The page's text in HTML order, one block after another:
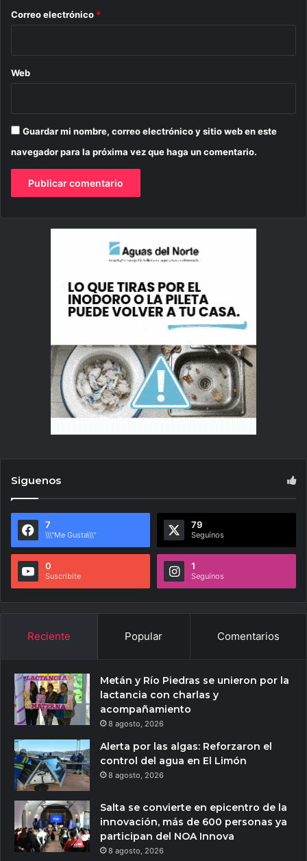
*
Correo electrónico *
Web
Guardar mi nombre, correo electrónico y sitio web en este
navegador para la próxima vez que haga un comentario.
Siguenos
7
\\\"Me Gusta\\\"
79
Seguínos
0
Suscribite
1
Seguínos
Reciente Popular Comentarios
Metán y Río Piedras se unieron por la
lactancia con charlas y
acompañamiento
8 agosto, 2026
Alerta por las algas: Reforzaron el
control del agua en El Limón
8 agosto, 2026
Salta se convierte en epicentro de la
innovación, más de 600 personas ya
participan del NOA Innova
8 agosto, 2026